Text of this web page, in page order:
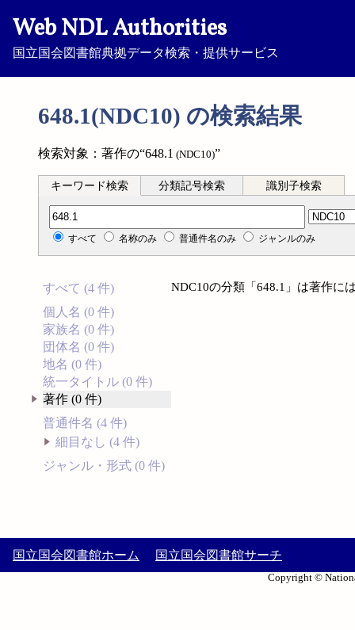
Web NDL Authorities
国立国会図書館典拠データ検索・提供サービス
648.1(NDC10) の検索結果
検索対象：著作の“648.1 (NDC10)”
キーワード検索 分類記号検索 識別子検索
分類記号検索
すべて 名称のみ 普通件名のみ ジャンルのみ
すべて (4 件)
個人名 (0 件)
家族名 (0 件)
団体名 (0 件)
地名 (0 件)
統一タイトル (0 件)
著作 (0 件)
普通件名 (4 件)
細目なし (4 件)
ジャンル・形式 (0 件)
NDC10の分類「648.1」は著作に
国立国会図書館ホーム 国立国会図書館サーチ
Copyright ©